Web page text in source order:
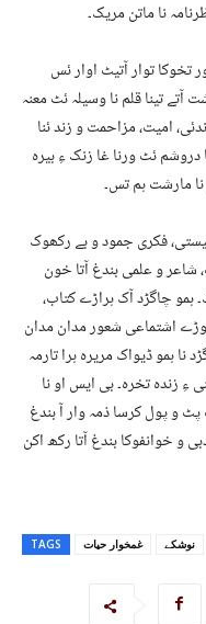
نا ماتن مریک۔
توار آتیٹ اوار ئس
آتے تینا قلم نا وسیلہ ئٹ معنہ
امیت، مزاحمت و زند ئنا
ئٹ ورنا غا زنک ءِ بیرہ
مارشت ہم تس۔
فکری جمود و بے رکھوک
شاعر و علمی بندغ آتا خون
ہمو چاگڑد آک ہراڑے کتاب،
اشتماعی شعور مدان مدان
ہمو ڈیواک مریرہ ہرا تارمہ
زندہ تخرہ۔ بی ایس او نا
و پول کرسا ذمہ وار آ بندغ
و خوانفوکا بندغ آتا رکھ اکن
TAGS غمخوار حیات نوشکے